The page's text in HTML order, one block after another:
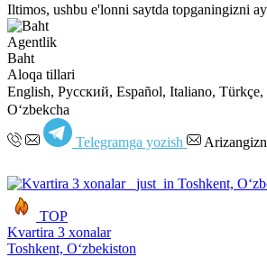
Iltimos, ushbu e'lonni saytda topganingizni
Agentlik
Baht
Aloqa tillari
English, Русский, Español, Italiano,
Oʻzbekcha
Telegramga yozish
TOP
Kvartira 3 xonalar
Toshkent, Oʻzbekiston